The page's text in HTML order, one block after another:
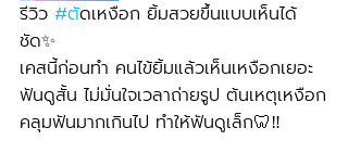
รีวิว #ตัดเหงือก ยิ้มสวยขึ้นแบบเห็นได้
ชัด✨
เคสนี้ก่อนทำ คนไข้ยิ้มแล้วเห็นเหงือกเยอะ
ฟันดูสั้น ไม่มั่นใจเวลาถ่ายรูป ต้นเหตุเหงือก
คลุมฟันมากเกินไป ทำให้ฟันดูเล็ก🦷‼️